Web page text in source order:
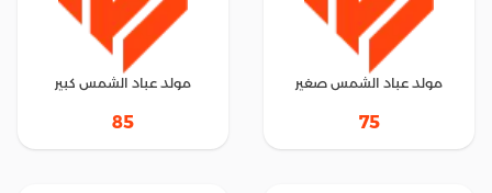
مولد عباد الشمس صغير
75
مولد عباد الشمس كبير
85